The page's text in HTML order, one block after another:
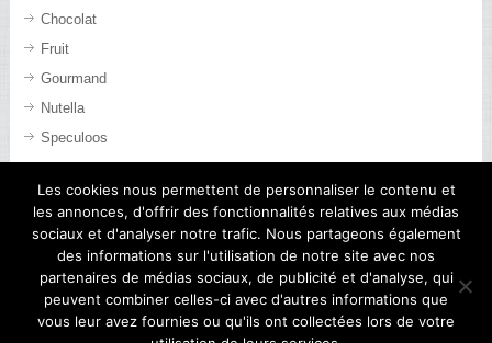
Chocolat
Fruit
Gourmand
Nutella
Speculoos
Les cookies nous permettent de personnaliser le contenu et
les annonces, d'offrir des fonctionnalités relatives aux médias
sociaux et d'analyser notre trafic. Nous partageons également
des informations sur l'utilisation de notre site avec nos
partenaires de médias sociaux, de publicité et d'analyse, qui
peuvent combiner celles-ci avec d'autres informations que
vous leur avez fournies ou qu'ils ont collectées lors de votre